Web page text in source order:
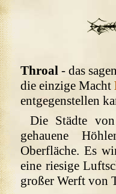
Throal - das
die einzige Macht
entgegenstellen
Die Städte
gehauene
Oberfläche. Es
eine riesige
großer Werft von